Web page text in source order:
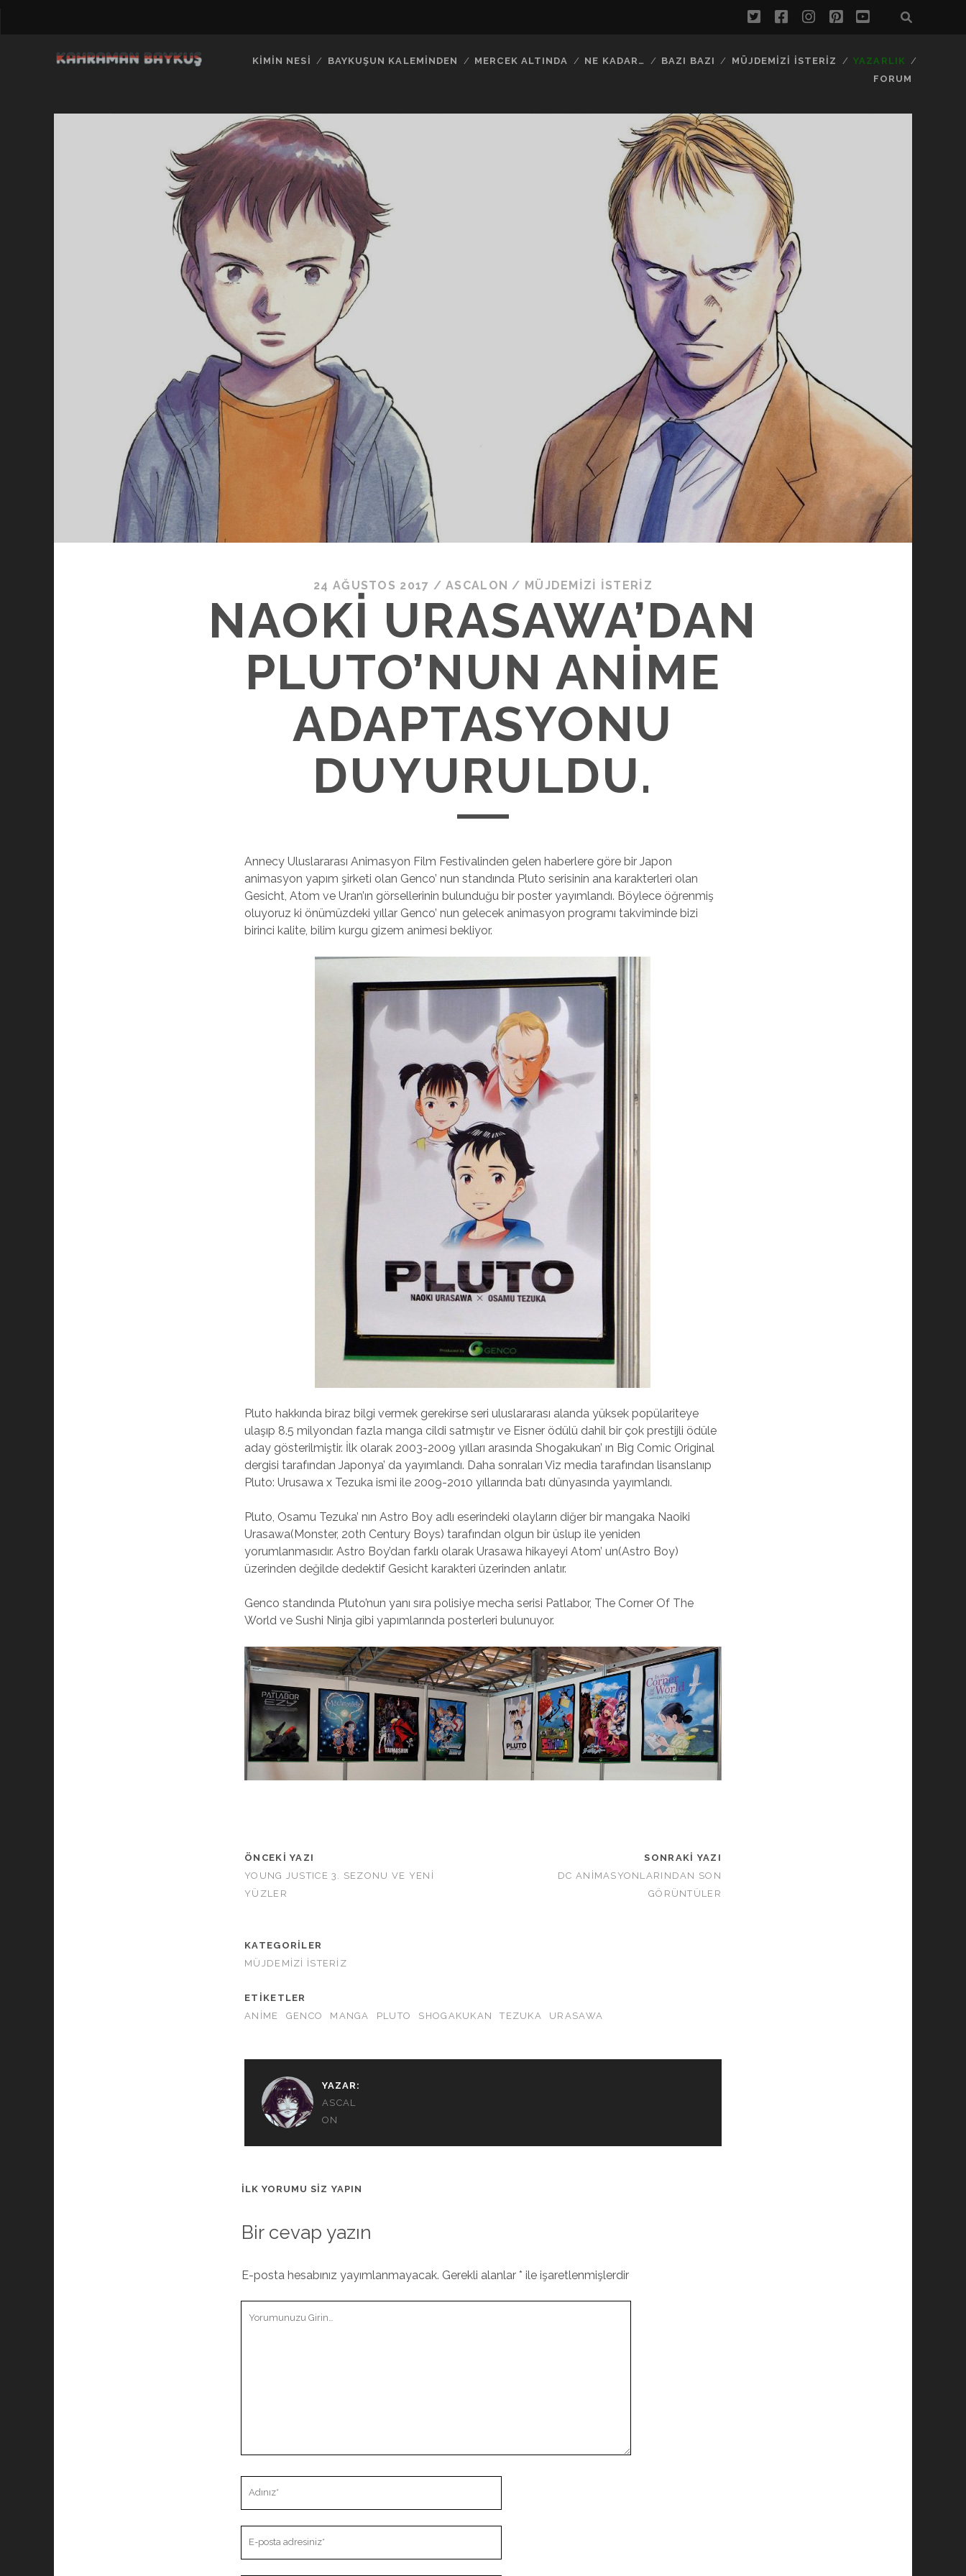
twitterfacebookinstagram
pinterest
youtube
KIMIN NESI BAYKUŞUN KALEMINDEN MERCEK ALTINDA NE KADAR… BAZI BAZI MÜJDEMIZI İSTERIZ
YAZARLIK
FORUM
24 AĞUSTOS 2017 /ASCALON / MÜJDEMIZI İSTERIZ
NAOKI URASAWA’DAN
PLUTO’NUN ANIME
ADAPTASYONU
DUYURULDU.
Annecy Uluslararası Animasyon Film Festivalinden gelen haberlere göre bir Japon
animasyon yapım şirketi olan Genco’ nun standında Pluto serisinin ana karakterleri olan
Gesicht, Atom ve Uran’ın görsellerinin bulunduğu bir poster yayımlandı. Böylece öğrenmiş
oluyoruz ki önümüzdeki yıllar Genco’ nun gelecek animasyon programı takviminde bizi
birinci kalite, bilim kurgu gizem animesi bekliyor.
Pluto hakkında biraz bilgi vermek gerekirse seri uluslararası alanda yüksek popülariteye
ulaşıp 8.5 milyondan fazla manga cildi satmıştır ve Eisner ödülü dahil bir çok prestijli ödüle
aday gösterilmiştir. İlk olarak 2003-2009 yılları arasında Shogakukan’ ın Big Comic Original
dergisi tarafından Japonya’ da yayımlandı. Daha sonraları Viz media tarafından lisanslanıp
Pluto: Urusawa x Tezuka ismi ile 2009-2010 yıllarında batı dünyasında yayımlandı.
Pluto, Osamu Tezuka’ nın Astro Boy adlı eserindeki olayların diğer bir mangaka Naoiki
Urasawa(Monster, 20th Century Boys) tarafından olgun bir üslup ile yeniden
yorumlanmasıdır. Astro Boy’dan farklı olarak Urasawa hikayeyi Atom’ un(Astro Boy)
üzerinden değilde dedektif Gesicht karakteri üzerinden anlatır.
Genco standında Pluto’nun yanı sıra polisiye mecha serisi Patlabor, The Corner Of The
World ve Sushi Ninja gibi yapımlarında posterleri bulunuyor.
ÖNCEKI YAZI
YOUNG JUSTICE 3. SEZONU VE YENI
YÜZLER
SONRAKI YAZI
DC ANIMASYONLARINDAN SON
GÖRÜNTÜLER
KATEGORILER
MÜJDEMIZI İSTERIZ
ETIKETLER
ANIME
GENCO MANGA PLUTO SHOGAKUKAN TEZUKA URASAWA
YAZAR:
ASCAL
ON
İLK YORUMU SIZ YAPIN
Bir cevap yazın
E-posta hesabınız yayımlanmayacak. Gerekli alanlar * ile işaretlenmişlerdir
posta